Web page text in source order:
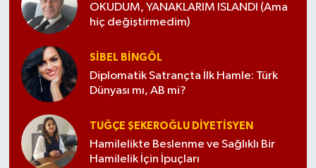
OKUDUM, YANAKLARIM ISLANDI (Ama
hiç değiştirmedim)
SIBEL BINGÖL
Diplomatik Satrançta İlk Hamle: Türk
Dünyası mı, AB mi?
TUĞÇE ŞEKEROĞLU DIYETISYEN
Hamilelikte Beslenme ve Sağlıklı Bir
Hamilelik İçin İpuçları